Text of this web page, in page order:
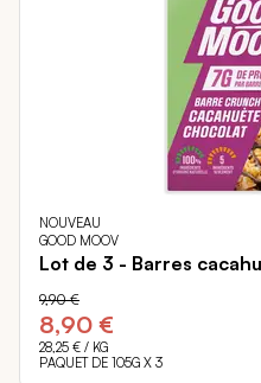
NOUVEAU
GOOD MOOV
Lot de 3 - Barres
8,90 €
9,90 €
28,25 € / KG
PAQUET DE 105G X 3